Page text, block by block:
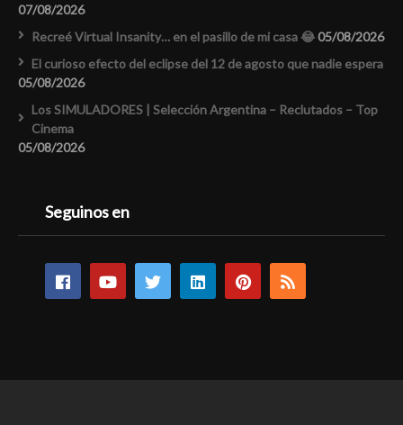
07/08/2026
Recreé Virtual Insanity… en el pasillo de mi casa 😂05/08/2026
El curioso efecto del eclipse del 12 de agosto que nadie espera
05/08/2026
Los SIMULADORES | Selección Argentina – Reclutados – Top
Cinema
05/08/2026
Seguinos en